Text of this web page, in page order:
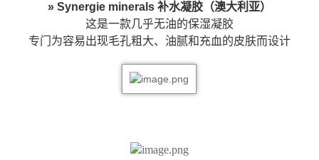
» Synergie minerals 补水凝胶（澳大利亚）
这是一款几乎无油的保湿凝胶
专门为容易出现毛孔粗大、油腻和充血的皮肤而设计